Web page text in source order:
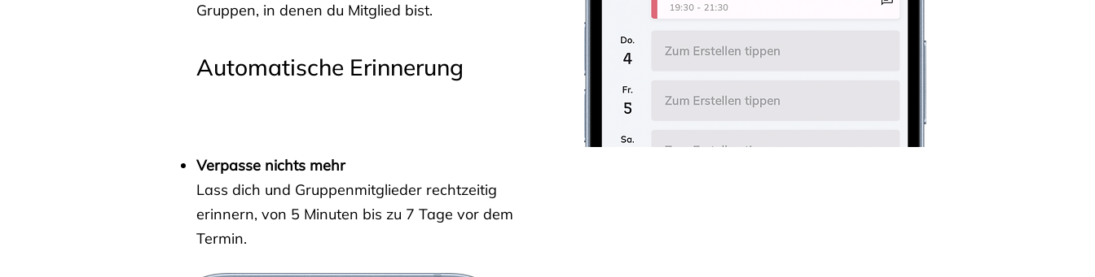
Gruppen, in denen du Mitglied bist.
Automatische Erinnerung
Verpasse nichts mehr
Lass dich und Gruppenmitglieder rechtzeitig
erinnern, von 5 Minuten bis zu 7 Tage vor dem
Termin.